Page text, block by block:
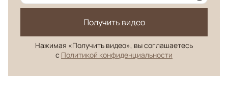
Получить видео
Нажимая «Получить видео», вы соглашаетесь
с Политикой конфиденциальности